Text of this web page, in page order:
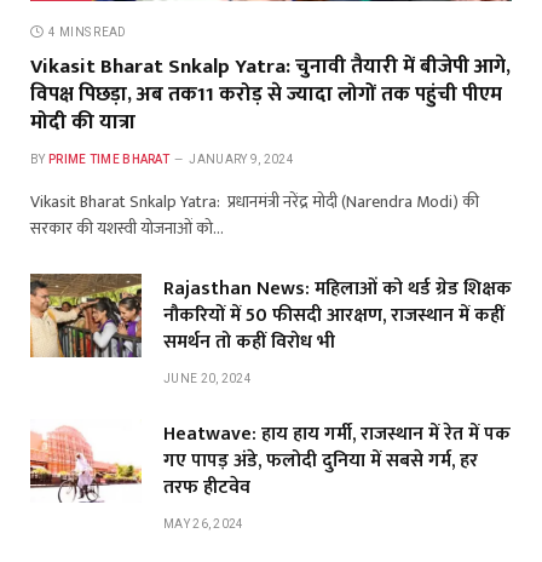
4 MINS READ
Vikasit Bharat Snkalp Yatra: चुनावी तैयारी में बीजेपी आगे,
विपक्ष पिछड़ा, अब तक11 करोड़ से ज्यादा लोगों तक पहुंची पीएम
मोदी की यात्रा
BY PRIME TIME BHARAT JANUARY 9, 2024
Vikasit Bharat Snkalp Yatra: प्रधानमंत्री नरेंद्र मोदी (Narendra Modi) की
सरकार की यशस्वी योजनाओं को…
Rajasthan News: महिलाओं को थर्ड ग्रेड शिक्षक
नौकरियों में 50 फीसदी आरक्षण, राजस्थान में कहीं
समर्थन तो कहीं विरोध भी
JUNE 20, 2024
Heatwave: हाय हाय गर्मी, राजस्थान में रेत में पक
गए पापड़ अंडे, फलोदी दुनिया में सबसे गर्म, हर
तरफ हीटवेव
MAY 26, 2024